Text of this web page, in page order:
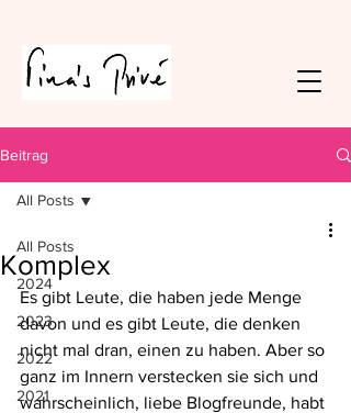
Beitrag
All Posts
2024
2023
2022
2021
All Posts
Komplex
Es gibt Leute, die haben jede Menge
davon und es gibt Leute, die denken
nicht mal dran, einen zu haben. Aber so
ganz im Innern verstecken sie sich und
wahrscheinlich, liebe Blogfreunde, habt